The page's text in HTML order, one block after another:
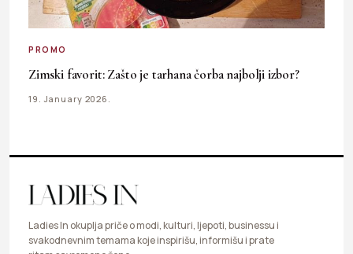
PROMO
Zimski favorit: Zašto je tarhana čorba najbolji izbor?
19. January 2026.
Ladies In okuplja priče o modi, kulturi, ljepoti, businessu i
svakodnevnim temama koje inspirišu, informišu i prate